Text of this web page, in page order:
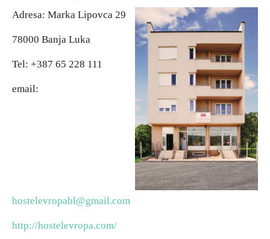
Planinski turizam
Banjski turizam
Adresa: Marka Lipovca 29
78000 Banja Luka
Tel: +387 65 228 111
email:
hostelevropabl@gmail.com
http://hostelevropa.com/